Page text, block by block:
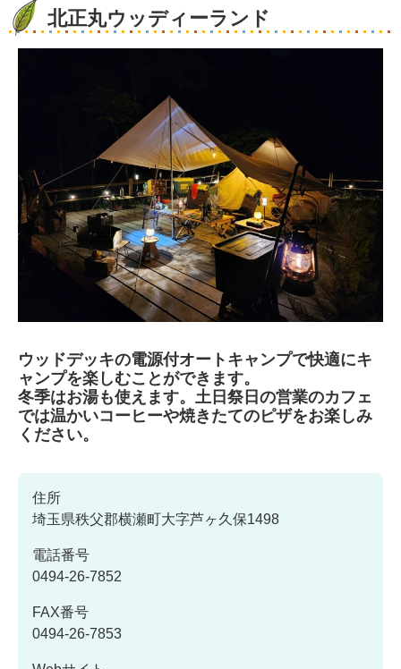
北正丸ウッディーランド
ウッドデッキの電源付オートキャンプで快適にキ
ャンプを楽しむことができます。
冬季はお湯も使えます。土日祭日の営業のカフェ
では温かいコーヒーや焼きたてのピザをお楽しみ
ください。
住所
埼玉県秩父郡横瀬町大字芦ヶ久保1498
電話番号
0494-26-7852
FAX番号
0494-26-7853